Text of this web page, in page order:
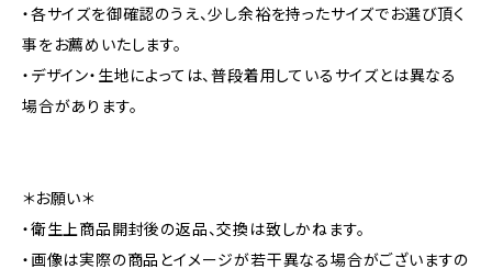
・各サイズを御確認のうえ、少し余裕を持ったサイズでお選び頂く
事をお薦めいたします。
・デザイン・生地によっては、普段着用しているサイズとは異なる
場合があります。
＊お願い＊
・衛生上商品開封後の返品、交換は致しかねます。
・画像は実際の商品とイメージが若干異なる場合がございますの